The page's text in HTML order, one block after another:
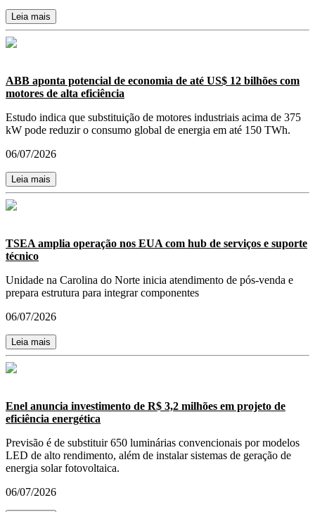
Leia mais
ABB aponta potencial de economia de até US$ 12 bilhões com
motores de alta eficiência
Estudo indica que substituição de motores industriais acima de 375
kW pode reduzir o consumo global de energia em até 150 TWh.
06/07/2026
Leia mais
TSEA amplia operação nos EUA com hub de serviços e suporte
técnico
Unidade na Carolina do Norte inicia atendimento de pós-venda e
prepara estrutura para integrar componentes
06/07/2026
Leia mais
Enel anuncia investimento de R$ 3,2 milhões em projeto de
eficiência energética
Previsão é de substituir 650 luminárias convencionais por modelos
LED de alto rendimento, além de instalar sistemas de geração de
energia solar fotovoltaica.
06/07/2026